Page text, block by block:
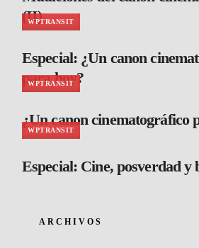
(II)
WPTRANSIT
Especial: ¿Un canon
para hoy?
WPTRANSIT
¿Un canon cinematográfico
WPTRANSIT
Especial: Cine, posverdad y
ARCHIVOS